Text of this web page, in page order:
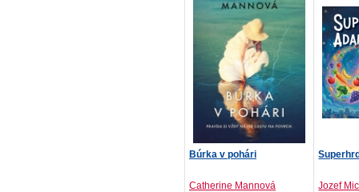
Búrka v pohári
Catherine Mannová
Jozef